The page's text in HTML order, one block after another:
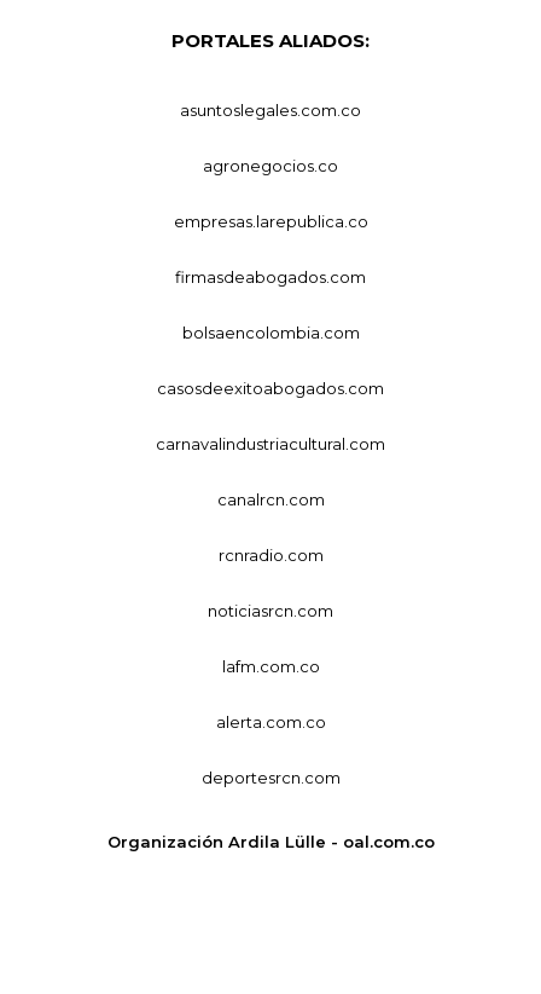
PORTALES ALIADOS:
asuntoslegales.com.co
agronegocios.co
empresas.larepublica.co
firmasdeabogados.com
bolsaencolombia.com
casosdeexitoabogados.com
carnavalindustriacultural.com
canalrcn.com
rcnradio.com
noticiasrcn.com
lafm.com.co
alerta.com.co
deportesrcn.com
Organización Ardila Lülle - oal.com.co